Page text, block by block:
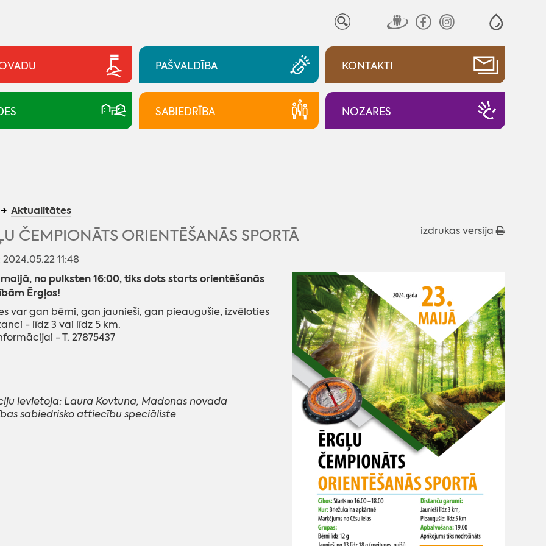
PAŠVALDĪBA KONTAKTI
SABIEDRĪBA NOZARES
Aktualitātes
izdrukas versija
ČEMPIONĀTS ORIENTĒŠANĀS SPORTĀ
11:48
no pulksten 16:00, tiks dots starts orientēšanās
Ērgļos!
var gan bērni, gan jaunieši, gan pieaugušie, izvēloties
- līdz 3 vai līdz 5 km.
- T. 27875437
ievietoja: Laura Kovtuna, Madonas novada
sabiedrisko attiecību speciāliste